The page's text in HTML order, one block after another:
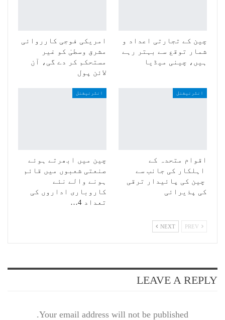
چین کے تجارتی اعداد و
شمار توقع سے بہتر رہے
ہیں، چینی میڈیا
امریکی فوجی کارروائی
مشرق وسطیٰ کو غیر
مستحکم کر دے گی، آن
لائن پول
انٹرنیشنل
اقوام متحدہ کے
اہلکار کی جانب سے
چین کی پائیدار ترقی
کی پذیرائی
انٹرنیشنل
چین میں ابھرتے ہوئے
صنعتی شعبوں میں قائم
ہونے والے نئے
کاروباری اداروں کی
تعداد 4…
NEXT
LEAVE A REPLY
Your email address will not be published.